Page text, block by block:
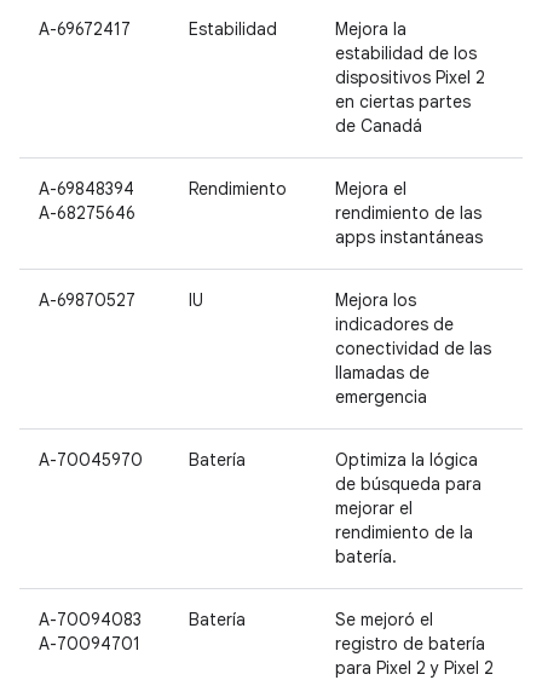
A-69672417 Estabilidad
Mejora la
estabilidad de los
dispositivos Pixel 2
en ciertas partes
de Canadá
A-69848394
A-68275646
Rendimiento
Mejora el
rendimiento de las
apps instantáneas
A-69870527 IU
Mejora los
indicadores de
conectividad de las
llamadas de
emergencia
A-70045970 Batería
Optimiza la lógica
de búsqueda para
mejorar el
rendimiento de la
batería.
A-70094083
A-70094701
Batería
Se mejoró el
registro de batería
para Pixel 2 y Pixel 2